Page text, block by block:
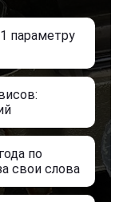
параметру
по
свои слова